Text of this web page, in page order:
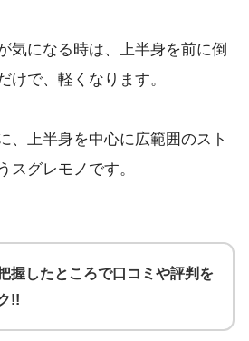
気になる時は、上半身を前に倒
けで、軽くなります。
、上半身を中心に広範囲のスト
スグレモノです。
握したところで口コミや評判を
!!